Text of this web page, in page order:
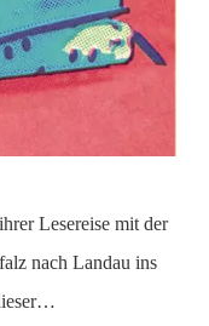
Lesereise mit der
nach Landau ins